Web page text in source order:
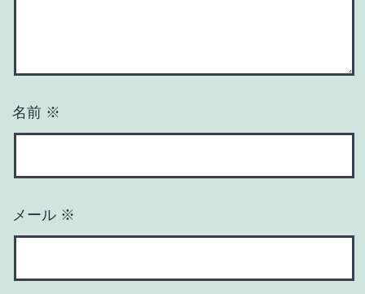
名前 ※
メール ※